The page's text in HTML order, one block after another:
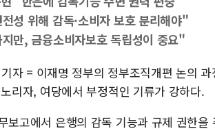
유럽증
미 연준
성 위해 감독·소비자 보호 분리해야"
만, 금융소비자보호 독립성이 중요"
자 = 이재명 정부의 정부조직개편 논의
리자, 여당에서 부정적인 기류가 강하다.
보고에서 은행의 감독 기능과 규제 권한